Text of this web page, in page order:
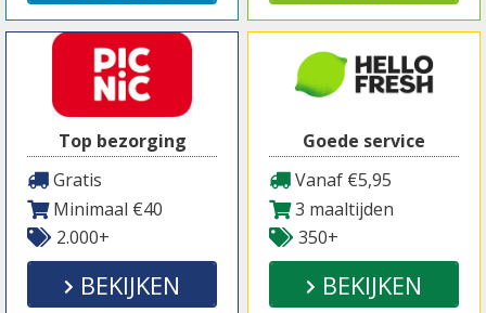
Top bezorging
Gratis
Minimaal €40
2.000+
BEKIJKEN
Goede service
Vanaf €5,95
3 maaltijden
350+
BEKIJKEN